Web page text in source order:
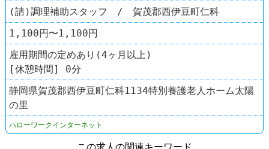
(請)調理補助スタッフ / 賀茂郡西伊豆町仁科
1,100円〜1,100円
雇用期間の定めあり(4ヶ月以上)
[休憩時間] 0分
静岡県賀茂郡西伊豆町仁科1134特別養護老人ホーム太陽
の里
ハローワークインターネット
この求人の関連キーワード